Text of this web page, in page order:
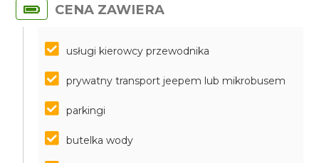
CENA ZAWIERA
usługi kierowcy przewodnika
prywatny transport jeepem lub mikrobusem
parkingi
butelka wody